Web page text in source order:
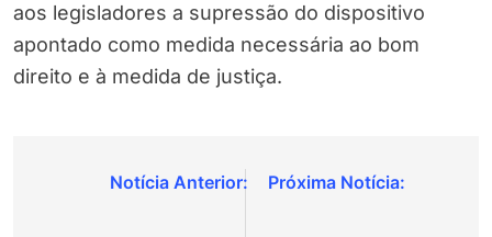
aos legisladores a supressão do dispositivo
apontado como medida necessária ao bom
direito e à medida de justiça.
Navegação